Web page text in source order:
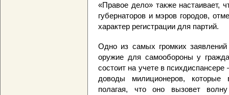
«Правое дело» также настаивает,
губернаторов и мэров городов,
характер регистрации для партий.
Одно из самых громких
оружие для самообороны у
состоит на учете в
доводы милиционеров, которые
полагая, что оно вызовет